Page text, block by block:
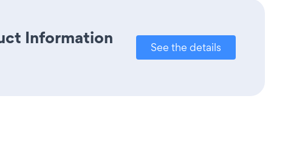
Information
See the details